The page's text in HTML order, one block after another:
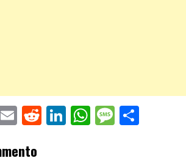
EmailRedditLinkedIn
WhatsApp